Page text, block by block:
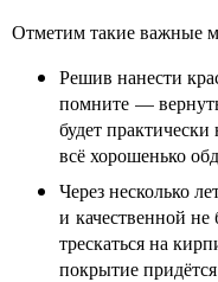
Отметим такие важные
Решив нанести
помните —
будет
всё хорошенько
Через несколько
и качественной не
трескаться на
покрытие